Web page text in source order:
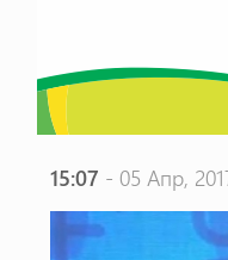
15:07 - 05 Апр,